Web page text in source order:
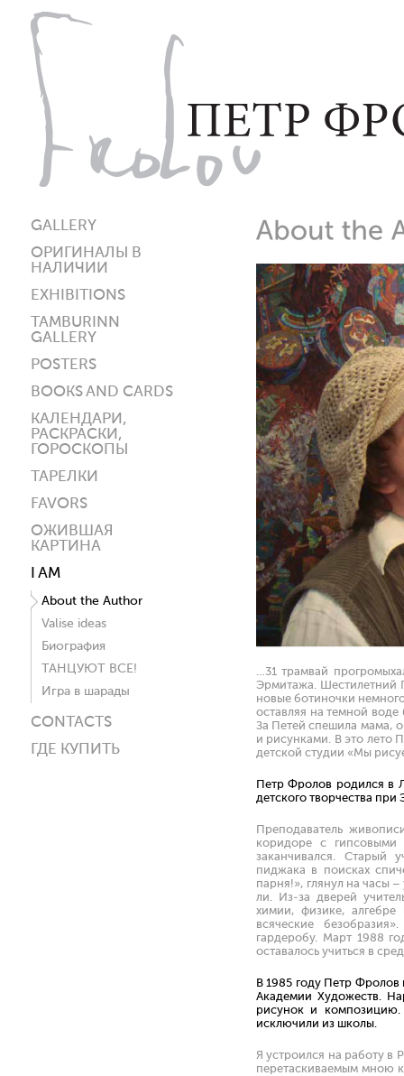
GALLERY
ОРИГИНАЛЫ В
НАЛИЧИИ
EXHIBITIONS
TAMBURINN
GALLERY
POSTERS
BOOKS AND CARDS
КАЛЕНДАРИ,
РАСКРАСКИ,
ГОРОСКОПЫ
ТАРЕЛКИ
FAVORS
ОЖИВШАЯ
КАРТИНА
I AM
About the Author
Valise ideas
Биография
ТАНЦУЮТ ВСЕ!
Игра в шарады
CONTACTS
ГДЕ КУПИТЬ
…31 трамвай
Эрмитажа. Шестилетний
новые ботиночки
оставляя на темной
За Петей спешила мама,
и рисунками. В это лето
детской студии «Мы
Петр Фролов родился в
детского творчества при
Преподаватель
коридоре с
заканчивался. Старый
пиджака в поисках
парня!», глянул на часы
ли. Из-за дверей
химии, физике,
всяческие
гардеробу. Март 1988
оставалось учиться в
В 1985 году Петр
Академии Художеств.
рисунок и
исключили из школы.
Я устроился на работу в
перетаскиваемым мною